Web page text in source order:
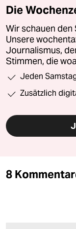
Die
Wir schauen den
Unsere
Journalismus,
Stimmen, die
Jeden
Zusätzlich
8